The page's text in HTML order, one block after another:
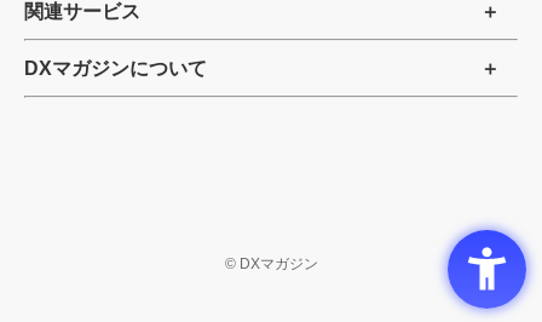
関連サービス
DXマガジンについて
©DXマガジン